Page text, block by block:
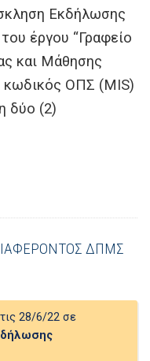
Εκδήλωσης
έργου “Γραφείο
και Μάθησης
κωδικός ΟΠΣ (MIS)
δύο (2)
ΔΠΜΣ
28/6/22 σε